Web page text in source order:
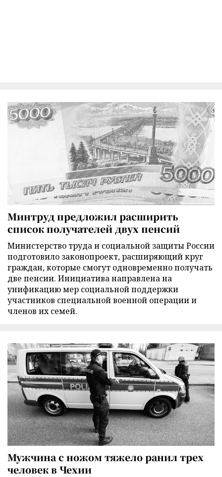
Минтруд предложил расширить
список получателей двух пенсий
Министерство труда и социальной защиты России
подготовило законопроект, расширяющий круг
граждан, которые смогут одновременно получать
две пенсии. Инициатива направлена на
унификацию мер социальной поддержки
участников специальной военной операции и
членов их семей.
Мужчина с ножом тяжело ранил трех
человек в Чехии